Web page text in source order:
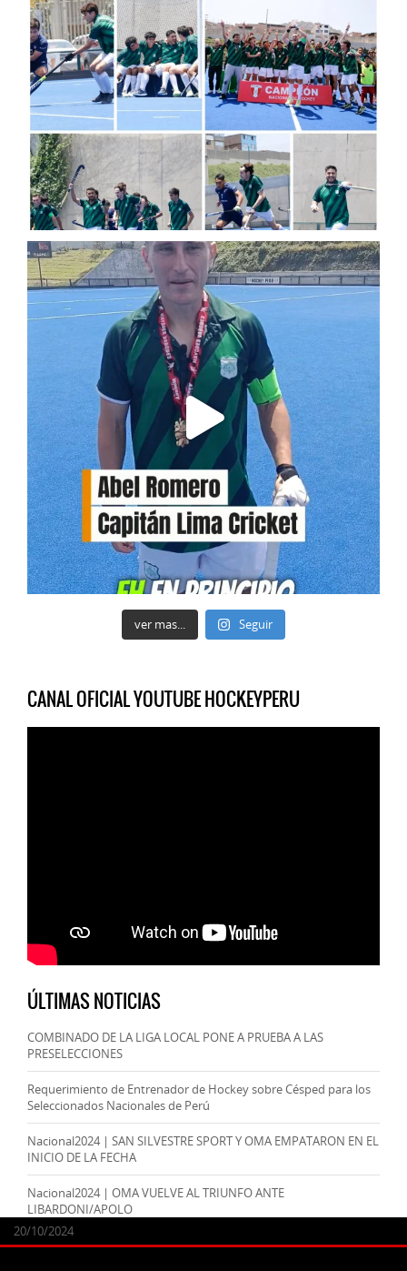
ver mas... Seguir
CANAL OFICIAL YOUTUBE HOCKEYPERU
ÚLTIMAS NOTICIAS
COMBINADO DE LA LIGA LOCAL PONE A PRUEBA A LAS
PRESELECCIONES
24/09/2025
Requerimiento de Entrenador de Hockey sobre Césped para los
Seleccionados Nacionales de Perú
07/11/2024
Nacional2024 | SAN SILVESTRE SPORT Y OMA EMPATARON EN EL
INICIO DE LA FECHA
20/10/2024
Nacional2024 | OMA VUELVE AL TRIUNFO ANTE
LIBARDONI/APOLO
20/10/2024